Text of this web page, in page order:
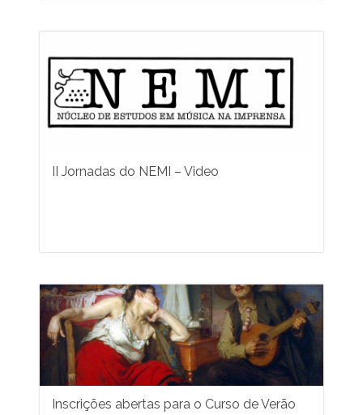
II Jornadas do NEMI – Video
Inscrições abertas para o Curso de Verão